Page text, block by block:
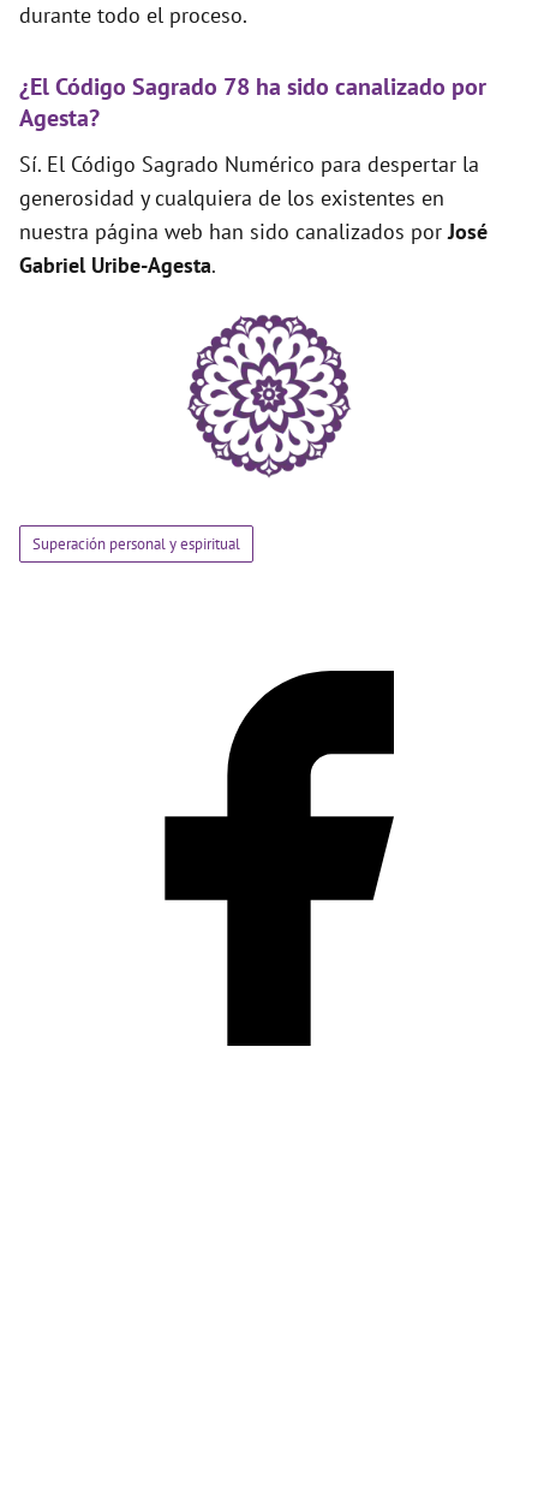
durante todo el proceso.
¿El Código Sagrado 78 ha sido canalizado por
Agesta?
Sí. El Código Sagrado Numérico para despertar la
generosidad y cualquiera de los existentes en
nuestra página web han sido canalizados porJosé
Gabriel Uribe-Agesta.
Superación personal y espiritual